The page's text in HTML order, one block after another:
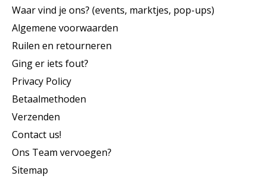
Waar vind je ons? (events, marktjes, pop-ups)
Algemene voorwaarden
Ruilen en retourneren
Ging er iets fout?
Privacy Policy
Betaalmethoden
Verzenden
Contact us!
Ons Team vervoegen?
Sitemap